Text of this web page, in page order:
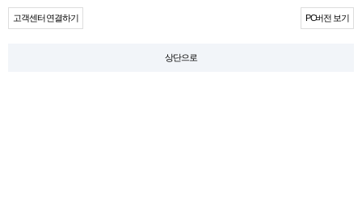
고객센터 연결하기 PC버전 보기
상단으로